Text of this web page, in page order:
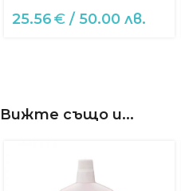
25.56€ / 50.00 лв.
Вижте също и...